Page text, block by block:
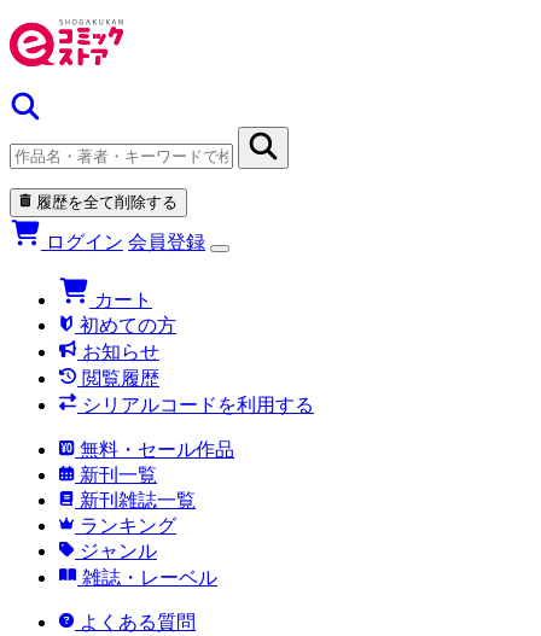
履歴を全て削除する
ログイン 会員登録
カート
初めての方
お知らせ
閲覧履歴
シリアルコードを利用する
無料・セール作品
新刊一覧
新刊雑誌一覧
ランキング
ジャンル
雑誌・レーベル
よくある質問